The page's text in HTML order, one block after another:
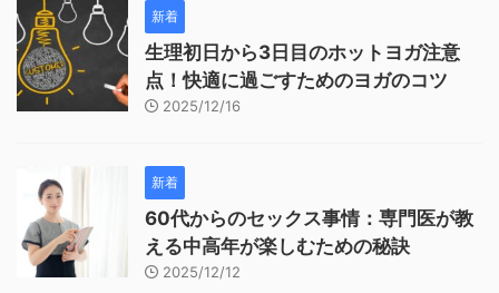
新着
生理初日から3日目のホットヨガ注意
点！快適に過ごすためのヨガのコツ
2025/12/16
新着
60代からのセックス事情：専門医が教
える中高年が楽しむための秘訣
2025/12/12